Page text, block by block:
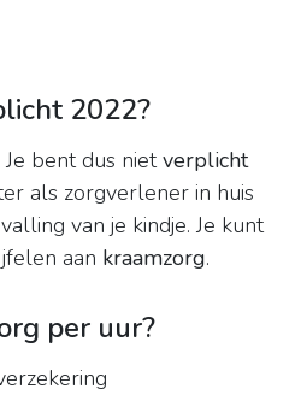
2022?
bent dus nietverplicht
als zorgverlener in huis
van je kindje. Je kunt
aan kraamzorg.
per uur?